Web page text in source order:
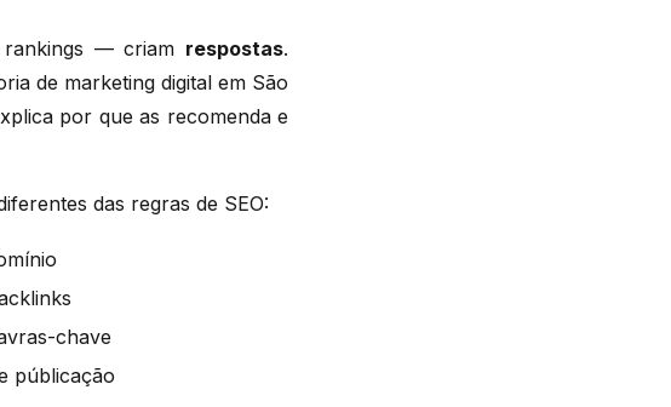
rankings — criam respostas.
de marketing digital em São
por que as recomenda e
das regras de SEO:
chave
públicação